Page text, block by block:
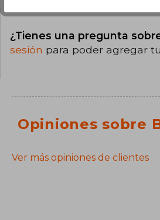
¿Tienes una pregunta
sesión para poder agregar
Opiniones sobre
Ver más opiniones de clientes